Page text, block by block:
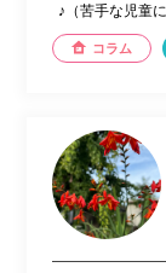
♪（苦手な児童
コラム